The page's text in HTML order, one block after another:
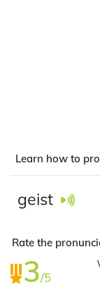
Learn how to
geist
Rate the
3/5